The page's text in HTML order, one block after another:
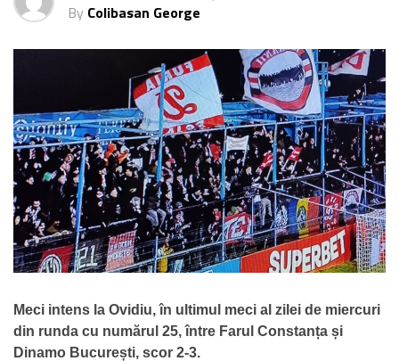
By Colibasan George
Meci intens la Ovidiu, în ultimul meci al zilei de miercuri
din runda cu numărul 25, între Farul Constanța și
Dinamo București, scor 2-3.